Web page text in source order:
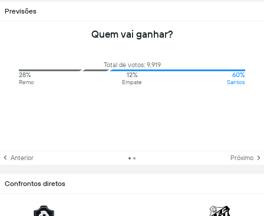
Previsões
Quem vai ganhar?
Total de votos: 9,919
28%
Remo
12%
Empate
60%
Santos
Anterior Próximo
Confrontos diretos